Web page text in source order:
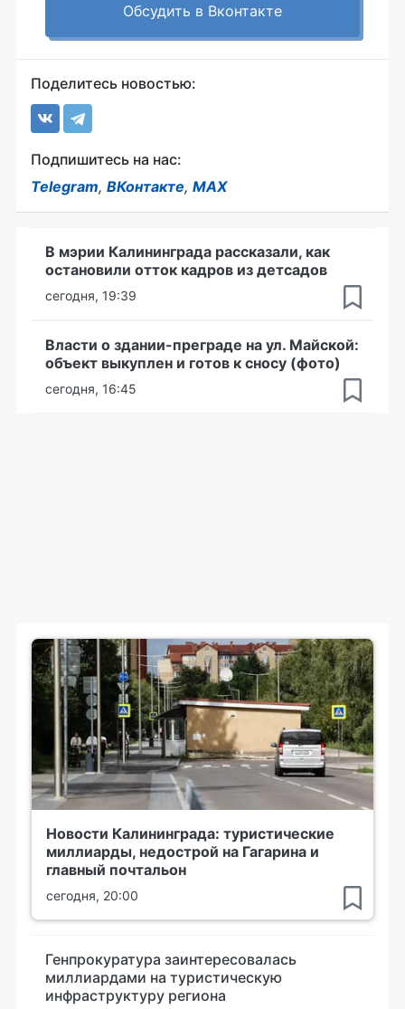
Обсудить в Вконтакте
Поделитесь новостью:
Подпишитесь на нас:
Telegram, ВКонтакте, MAX
В мэрии Калининграда рассказали, как
остановили отток кадров из детсадов
сегодня, 19:39
Власти о здании-преграде на ул. Майской:
объект выкуплен и готов к сносу (фото)
сегодня, 16:45
Новости Калининграда: туристические
миллиарды, недострой на Гагарина и
главный почтальон
сегодня, 20:00
Генпрокуратура заинтересовалась
миллиардами на туристическую
инфраструктуру региона